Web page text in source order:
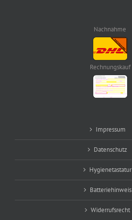
Nachnahme
Rechnungskauf
Impressum
Datenschutz
Hygienetastatur
Batteriehinweis
Widerrufsrecht